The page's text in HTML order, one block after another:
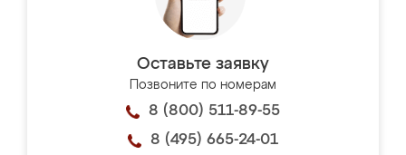
Оставьте заявку
Позвоните по номерам
8 (800) 511-89-55
8 (495) 665-24-01